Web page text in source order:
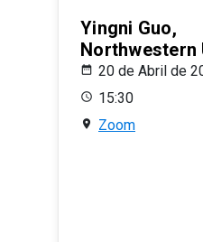
Yingni Guo,
Northwestern
20 de Abril de
15:30
Zoom